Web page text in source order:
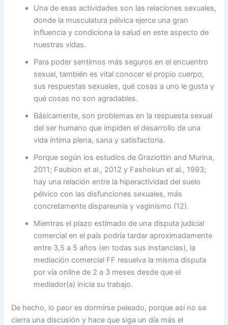
Una de esas actividades son las relaciones sexuales,
donde la musculatura pélvica ejerce una gran
influencia y condiciona la salud en este aspecto de
nuestras vidas.
Para poder sentirnos más seguros en el encuentro
sexual, también es vital conocer el propio cuerpo,
sus respuestas sexuales, qué cosas a uno le gusta y
qué cosas no son agradables.
Básicamente, son problemas en la respuesta sexual
del ser humano que impiden el desarrollo de una
vida íntima plena, sana y satisfactoria.
Porque según los estudios de Graziottin and Murina,
2011; Faubion et al., 2012 y Fashokun et al., 1993;
hay una relación entre la hiperactividad del suelo
pélvico con las disfunciones sexuales, más
concretamente dispareunia y vaginismo (12).
Mientras el plazo estimado de una disputa judicial
comercial en el país podría tardar aproximadamente
entre 3,5 a 5 años (en todas sus instancias), la
mediación comercial FF resuelva la misma disputa
por vía online de 2 a 3 meses desde que el
mediador(a) inicia su trabajo.
De hecho, lo peor es dormirse peleado, porque así no se
cierra una discusión y hace que siga un día más el